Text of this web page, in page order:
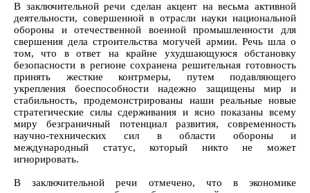
В заключительной речи сделан акцент на весьма активной
деятельности, совершенной в отрасли науки национальной
обороны и отечественной военной промышленности для
свершения дела строительства могучей армии. Речь шла о
том, что в ответ на крайне ухудшающуюся обстановку
безопасности в регионе сохранена решительная готовность
принять жесткие контрмеры, путем подавляющего
укрепления боеспособности надежно защищены мир и
стабильность, продемонстрированы наши реальные новые
стратегические силы сдерживания и ясно показаны всему
миру безграничный потенциал развития, современность
научно-технических сил в области обороны и
международный статус, который никто не может
игнорировать.
В заключительной речи отмечено, что в экономике